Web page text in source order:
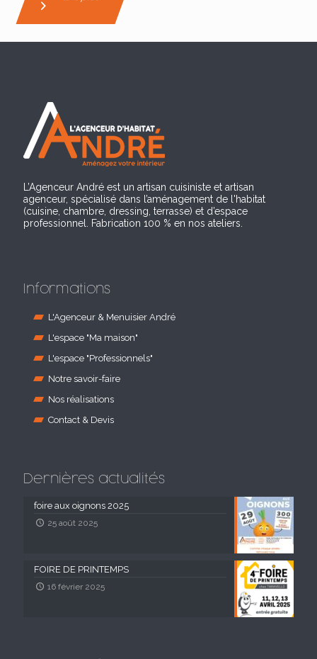
L’Agenceur André est un artisan cuisiniste et artisan
agenceur, spécialisé dans l’aménagement de l'habitat
(cuisine, chambre, dressing, terrasse) et d’espace
professionnel. Fabrication 100 % en nos ateliers.
Informations
L'Agenceur & Menuisier André
L'espace "Ma maison"
L'espace "Professionnels"
Notre savoir-faire
Nos réalisations
Contact & Devis
Dernières actualités
foire aux oignons 2025
25 août 2025
FOIRE DE PRINTEMPS
16 février 2025